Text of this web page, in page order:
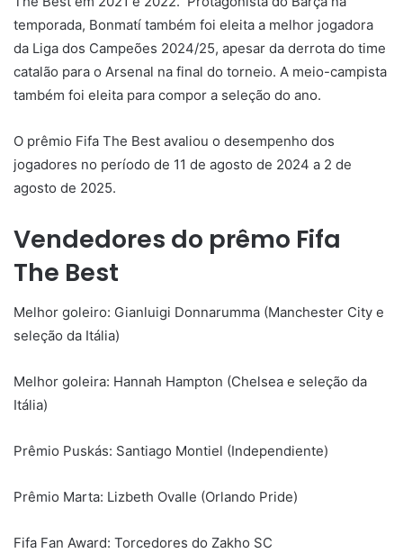
temporada, Bonmatí também foi eleita a melhor jogadora
da Liga dos Campeões 2024/25, apesar da derrota do time
catalão para o Arsenal na final do torneio. A meio-campista
também foi eleita para compor a seleção do ano.
O prêmio Fifa The Best avaliou o desempenho dos
jogadores no período de 11 de agosto de 2024 a 2 de
agosto de 2025.
Vendedores do prêmo Fifa
The Best
Melhor goleiro: Gianluigi Donnarumma (Manchester City e
seleção da Itália)
Melhor goleira: Hannah Hampton (Chelsea e seleção da
Itália)
Prêmio Puskás: Santiago Montiel (Independiente)
Prêmio Marta: Lizbeth Ovalle (Orlando Pride)
Fifa Fan Award: Torcedores do Zakho SC